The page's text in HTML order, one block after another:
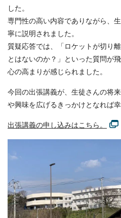
した。
専門性の高い内容でありながら、
寧に説明されました。
質疑応答では、「ロケットが切り
とはないのか？」といった質問が
心の高まりが感じられました。
今回の出張講義が、生徒さんの将
や興味を広げるきっかけとなれば幸
出張講義の申し込みはこちら。